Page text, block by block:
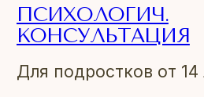
Для подростков от 14
ПСИХОЛОГИЧ.
КОНСУЛЬТАЦИЯ